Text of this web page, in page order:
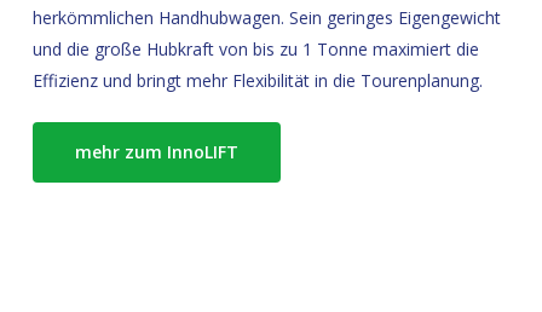
herkömmlichen Handhubwagen. Sein geringes Eigengewicht
und die große Hubkraft von bis zu 1 Tonne maximiert die
Effizienz und bringt mehr Flexibilität in die Tourenplanung.
mehr zum InnoLIFT